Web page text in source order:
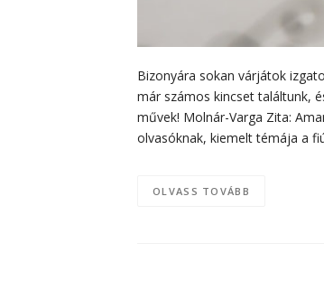
Bizonyára sokan várjátok
már számos kincset találtunk,
művek! Molnár-Varga Zita:
olvasóknak, kiemelt témája a
OLVASS TOVÁBB